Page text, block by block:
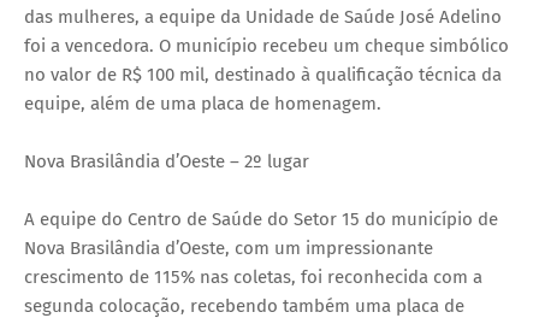
das mulheres, a equipe da Unidade de Saúde José Adelino
foi a vencedora. O município recebeu um cheque simbólico
no valor de R$ 100 mil, destinado à qualificação técnica da
equipe, além de uma placa de homenagem.
Nova Brasilândia d’Oeste – 2º lugar
A equipe do Centro de Saúde do Setor 15 do município de
Nova Brasilândia d’Oeste, com um impressionante
crescimento de 115% nas coletas, foi reconhecida com a
segunda colocação, recebendo também uma placa de